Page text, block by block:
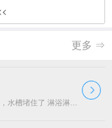
更多 ⇒